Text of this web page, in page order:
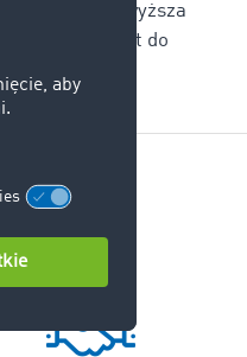
masa przewyższa
sięgać nawet do